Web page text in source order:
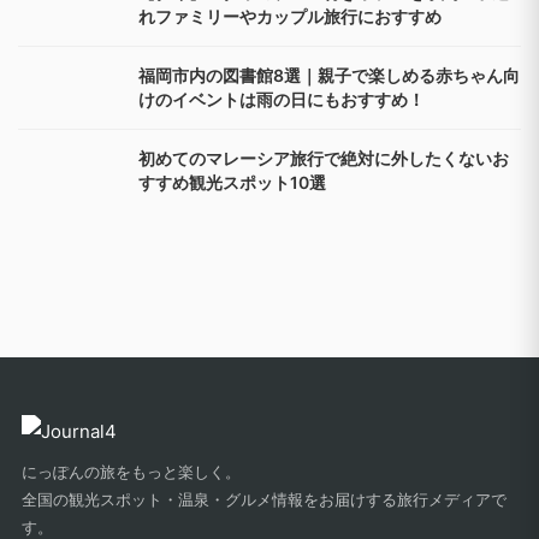
れファミリーやカップル旅行におすすめ
福岡市内の図書館8選｜親子で楽しめる赤ちゃん向
けのイベントは雨の日にもおすすめ！
初めてのマレーシア旅行で絶対に外したくないお
すすめ観光スポット10選
にっぽんの旅をもっと楽しく。
全国の観光スポット・温泉・グルメ情報をお届けする旅行メディアで
す。